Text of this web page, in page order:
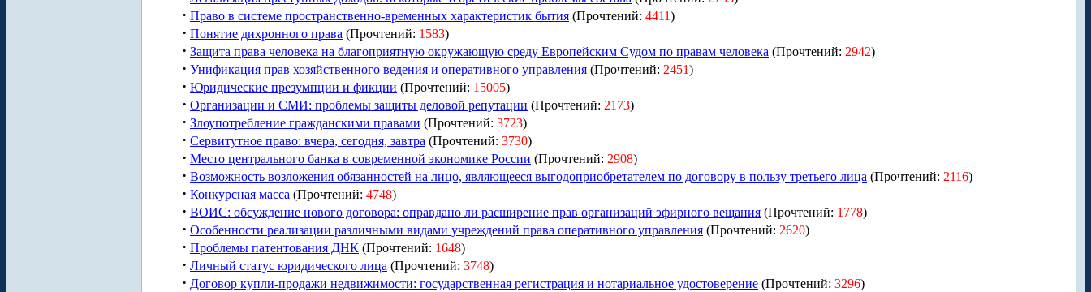
· Право в системе пространственно-временных характеристик бытия (Прочтений: 4411)
· Понятие дихронного права (Прочтений: 1583)
· Защита права человека на благоприятную окружающую среду Европейским Судом по правам человека (Прочтений: 2942)
· Унификация прав хозяйственного ведения и оперативного управления (Прочтений: 2451)
· Юридические презумпции и фикции (Прочтений: 15005)
· Организации и СМИ: проблемы защиты деловой репутации (Прочтений: 2173)
· Злоупотребление гражданскими правами (Прочтений: 3723)
· Сервитутное право: вчера, сегодня, завтра (Прочтений: 3730)
· Место центрального банка в современной экономике России (Прочтений: 2908)
· Возможность возложения обязанностей на лицо, являющееся выгодоприобретателем по договору в пользу третьего лица (Прочтений: 2116)
· Конкурсная масса (Прочтений: 4748)
· ВОИС: обсуждение нового договора: оправдано ли расширение прав организаций эфирного вещания (Прочтений: 1778)
· Особенности реализации различными видами учреждений права оперативного управления (Прочтений: 2620)
· Проблемы патентования ДНК (Прочтений: 1648)
· Личный статуc юридического лица (Прочтений: 3748)
· Договор купли-продажи недвижимости: государственная регистрация и нотариальное удостоверение (Прочтений: 3296)